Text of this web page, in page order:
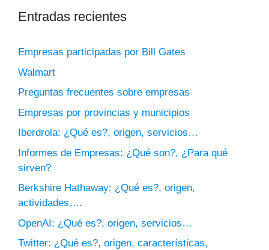
Entradas recientes
Empresas participadas por Bill Gates
Walmart
Preguntas frecuentes sobre empresas
Empresas por provincias y municipios
Iberdrola: ¿Qué es?, origen, servicios…
Informes de Empresas: ¿Qué son?, ¿Para qué
sirven?
Berkshire Hathaway: ¿Qué es?, origen,
actividades….
OpenAI: ¿Qué es?, origen, servicios…
Twitter: ¿Qué es?, origen, características,